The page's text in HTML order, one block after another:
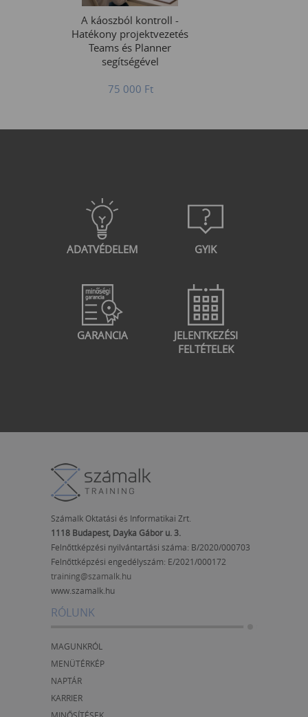
A káoszból kontroll -
Hatékony projektvezetés
Teams és Planner
segítségével
75 000 Ft
ADATVÉDELEM GYIK
GARANCIA
JELENTKEZÉSI
FELTÉTELEK
Számalk Oktatási és Informatikai Zrt.
1118 Budapest, Dayka Gábor u. 3.
Felnőttképzési nyilvántartási száma: B/2020/000703
Felnőttképzési engedélyszám: E/2021/000172
training@szamalk.hu
www.szamalk.hu
RÓLUNK
MAGUNKRÓL
MENÜTÉRKÉP
NAPTÁR
KARRIER